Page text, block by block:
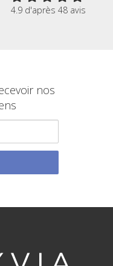
4.9 d'après 48 avis
nos